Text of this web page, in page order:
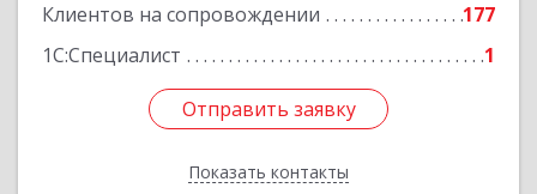
Клиентов на сопровождении
177
1С:Специалист
1
Отправить заявку
Показать контакты
Подробнее
Отправить заявку
Назад